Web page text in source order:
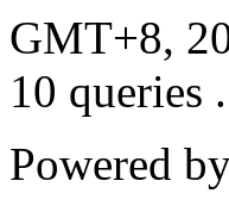
GMT+8,
10 queries .
Powered